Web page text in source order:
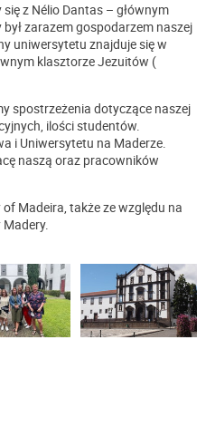
z Nélio Dantas – głównym
zarazem gospodarzem naszej
uniwersytetu znajduje się w
klasztorze Jezuitów (
spostrzeżenia dotyczące naszej
ilości studentów.
i Uniwersytetu na Maderze.
naszą oraz pracowników
Madeira, także ze względu na